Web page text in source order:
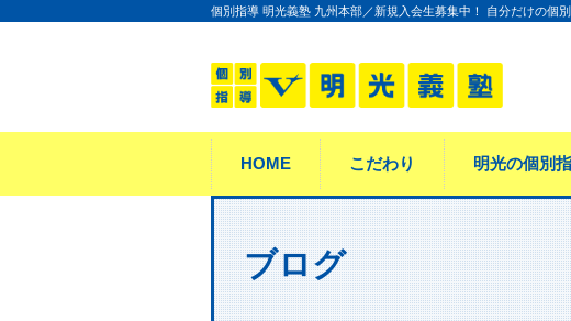
個別指導 明光義塾 九州本部／新規入会生募集中！ 自分だけの個
HOME こだわり 明光の個別
ブログ